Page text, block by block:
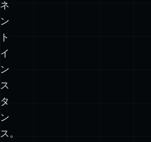
る
コ
ン
ポ
ー
ネ
ン
ト
イ